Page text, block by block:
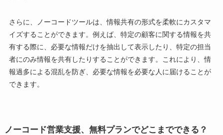
さらに、ノーコードツールは、情報共有の形式を柔軟にカスタマ
イズすることができます。例えば、特定の顧客に関する情報を共
有する際に、必要な情報だけを抽出して表示したり、特定の担当
者にのみ情報を共有したりすることができます。これにより、情
報過多による混乱を防ぎ、必要な情報を必要な人に届けることが
できます。
ノーコード営業支援、無料プランでどこまでできる？